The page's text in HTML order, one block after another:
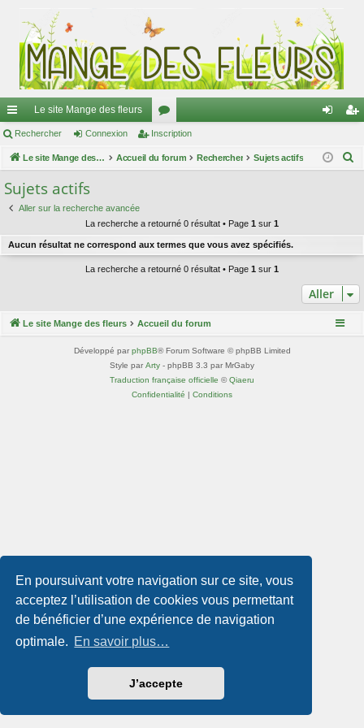
En poursuivant votre navigation sur ce site, vous
acceptez l’utilisation de cookies vous permettant
de bénéficier d’une expérience de navigation
optimale. En savoir plus…
J’accepte
ac
co
ur
ci
Le site Mange des fleurs
or
u ne cri
Rechercher Connexion Inscription
Le site Mange des fleurs Accueil du forum Rechercher Sujets actifs
e
Sujets actifs
Aller sur la recherche avancée
La recherche a retourné 0 résultat • Page 1 sur 1
Aucun résultat ne correspond aux termes que vous avez spécifiés.
La recherche a retourné 0 résultat • Page 1 sur 1
Aller
Le site Mange des fleurs Accueil du forum
Développé par phpBB® Forum Software © phpBB Limited
Style par Arty - phpBB 3.3 par MrGaby
Traduction française officielle ©Qiaeru
Confidentialité | Conditions